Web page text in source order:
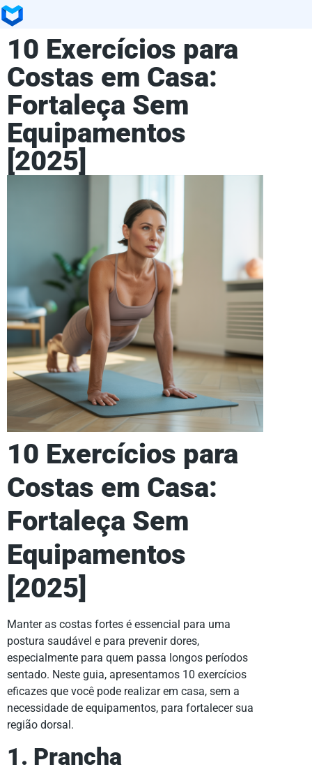
10 Exercícios para
Costas em Casa:
Fortaleça Sem
Equipamentos
[2025]
10 Exercícios para
Costas em Casa:
Fortaleça Sem
Equipamentos
[2025]
Manter as costas fortes é essencial para uma
postura saudável e para prevenir dores,
especialmente para quem passa longos períodos
sentado. Neste guia, apresentamos 10 exercícios
eficazes que você pode realizar em casa, sem a
necessidade de equipamentos, para fortalecer sua
região dorsal.
1. Prancha